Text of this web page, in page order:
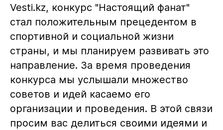
Vesti.kz, конкурс "Настоящий фанат"
стал положительным прецедентом в
спортивной и социальной жизни
страны, и мы планируем развивать это
направление. За время проведения
конкурса мы услышали множество
советов и идей касаемо его
организации и проведения. В этой связи
просим вас делиться своими идеями и